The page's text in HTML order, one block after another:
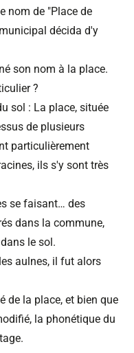
nom de "Place de
décida d'y
son nom à la place.
?
sol : La place, située
de plusieurs
particulièrement
ils s'y sont très
se faisant… des
dans la commune,
le sol.
aulnes, il fut alors
de la place, et bien que
la phonétique du